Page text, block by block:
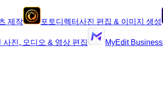
제작 포토디렉터사진 편집 & 이미지 생성
사진, 오디오 & 영상 편집 MyEdit Business